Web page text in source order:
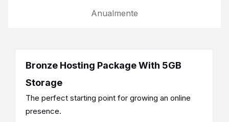
Anualmente
Bronze Hosting Package With 5GB
Storage
The perfect starting point for growing an online
presence.